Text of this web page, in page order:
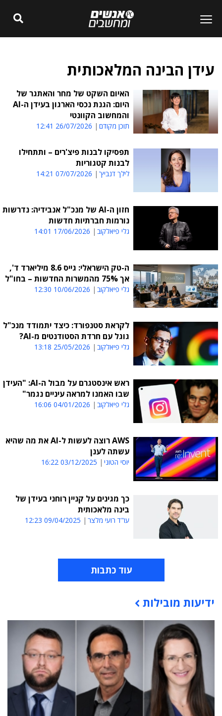
עידן הבינה המלאכותית
האיום השקט של מחר והאתגר של
היום: הגנת נכסי הארגון בעידן ה-AI
והמחשוב הקוונטי
תוכן מקודם 26/07/2026 12:41
תפסיקו לבנות פיצ'רים – ותתחילו
לבנות קטגוריות
לילך דנביץ' 07/07/2026 14:21
חזון ה-AI של מנכ"ל אנבידיה: נדרשות
נורמות חברתיות חדשות
גלי פיאלקוב 17/06/2026 14:01
ה-טק הישראלי: גייס 8.6 מיליארד ד',
אך 75% מהמשרות החדשות – בחו"ל
גלי פיאלקוב 10/06/2026 12:30
לקראת סטנפורד: כיצד יתמודד מנכ"ל
גוגל עם חרדת הסטודנטים מ-AI?
גלי פיאלקוב 25/05/2026 13:18
ראש אינסטגרם על מבול ה-AI: "העידן
שבו האמנו למראה עיניים נגמר"
גלי פיאלקוב 04/01/2026 16:06
AWS רוצה לעשות ל-AI את מה שהיא
עשתה לענן
יוסי הטוני 03/12/2025 16:22
כך מגינים על קניין רוחני בעידן של
בינה מלאכותית
עו"ד רועי מלצר 09/04/2025 12:23
עוד כתבות
תוכן פרסומי
ידיעות מובילות